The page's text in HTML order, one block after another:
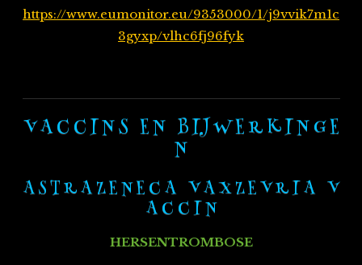
https://www.eumonitor.eu/9353000/1/j9vvik7m1c
3gyxp/vlhc6fj96fyk
V A C C I N S E N B IJ W E R K I N G E
N
A S T R A Z E N E C A V A X Z E V R I A V
A C C I N
HERSENTROMBOSE